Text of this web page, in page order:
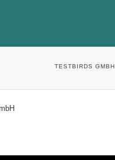
TESTBIRDS GMBH